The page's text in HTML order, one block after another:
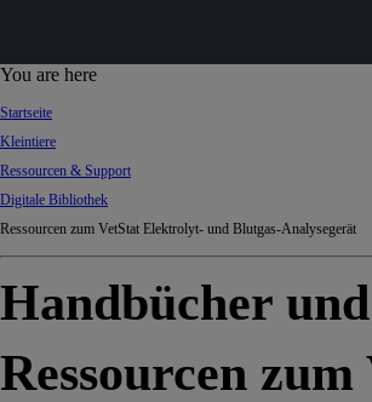
d
You are here
Startseite
Kleintiere
Ressourcen & Support
Digitale Bibliothek
Ressourcen zum VetStat Elektrolyt- und Blutgas-Analysegerät
Handbücher und
Ressourcen zum